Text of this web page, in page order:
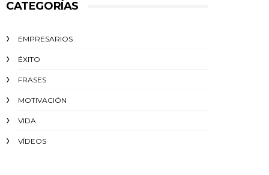
CATEGORÍAS
EMPRESARIOS
ÉXITO‬
FRASES
MOTIVACIÓN
VIDA
VÍDEOS